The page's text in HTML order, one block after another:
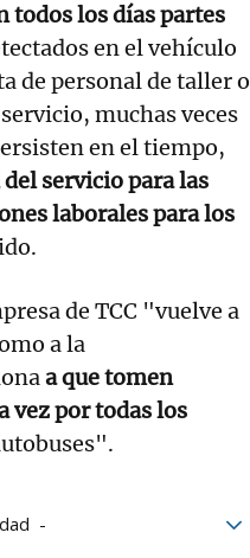
todos los días partes
en el vehículo
de personal de taller o
muchas veces
en el tiempo,
servicio para las
laborales para los
de TCC "vuelve a
a la
a que tomen
vez por todas los